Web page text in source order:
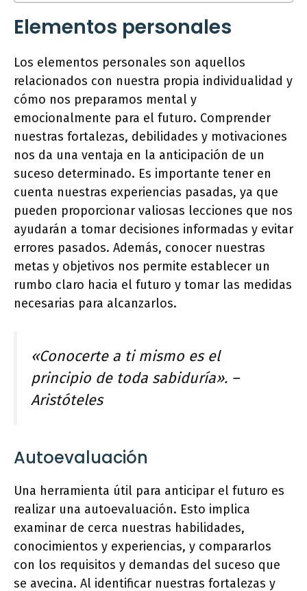
Elementos personales
Los elementos personales son aquellos
relacionados con nuestra propia individualidad y
cómo nos preparamos mental y
emocionalmente para el futuro. Comprender
nuestras fortalezas, debilidades y motivaciones
nos da una ventaja en la anticipación de un
suceso determinado. Es importante tener en
cuenta nuestras experiencias pasadas, ya que
pueden proporcionar valiosas lecciones que nos
ayudarán a tomar decisiones informadas y evitar
errores pasados. Además, conocer nuestras
metas y objetivos nos permite establecer un
rumbo claro hacia el futuro y tomar las medidas
necesarias para alcanzarlos.
«Conocerte a ti mismo es el
principio de toda sabiduría». –
Aristóteles
Autoevaluación
Una herramienta útil para anticipar el futuro es
realizar una autoevaluación. Esto implica
examinar de cerca nuestras habilidades,
conocimientos y experiencias, y compararlos
con los requisitos y demandas del suceso que
se avecina. Al identificar nuestras fortalezas y